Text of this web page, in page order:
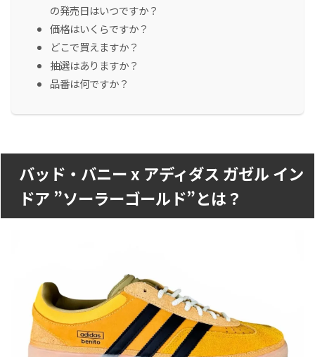
の発売日はいつですか？
価格はいくらですか？
どこで買えますか？
抽選はありますか？
品番は何ですか？
バッド・バニー x アディダス ガゼル イン
ドア ”ソーラーゴールド”とは？